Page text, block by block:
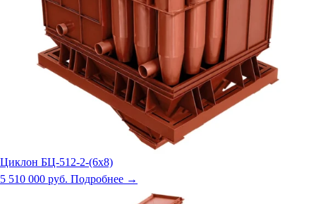
Циклон БЦ-512-2-(6х8)
5 510 000 руб. Подробнее →